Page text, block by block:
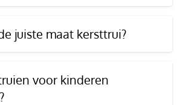
juiste maat kersttrui?
voor kinderen